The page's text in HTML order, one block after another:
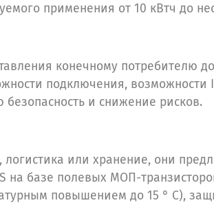
применения от 10 кВтч до
конечному потребителю
подключения, возможности
безопасность и снижение рисков.
или хранение, они
базе полевых МОП-
повышением до 15 ° С),